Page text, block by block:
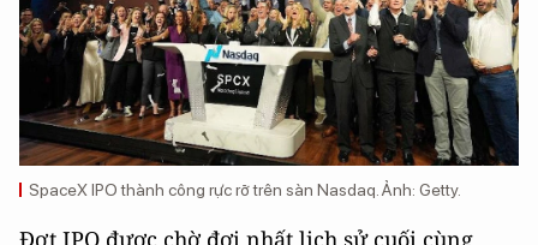
SpaceX IPO thành công rực rỡ trên sàn Nasdaq. Ảnh: Getty.